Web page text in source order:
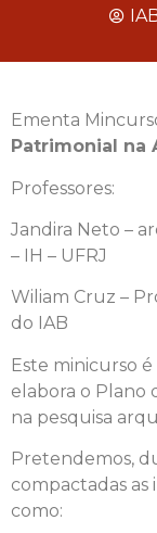
Ementa
Patrimonial na
Professores:
Jandira Neto –
– IH – UFRJ
Wiliam Cruz –
do IAB
Este minicurso
elabora o Plano
na pesquisa
Pretendemos,
compactadas
como: